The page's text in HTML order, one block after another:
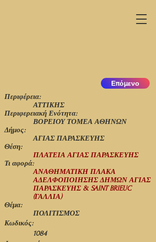
Περιφέρεια:
ΒΟΡΕΙΟΥ ΤΟΜΕΑ ΑΘΗΝΩΝ
ΑΤΤΙΚΗΣ
Περιφερειακή Ενότητα:
ΑΓΙΑΣ ΠΑΡΑΣΚΕΥΗΣ
Δήμος:
Θέση:
ΠΛΑΤΕΙΑ ΑΓΙΑΣ ΠΑΡΑΣΚΕΥΗΣ
Τι αφορά:
ΑΝΑΘΗΜΑΤΙΚΗ ΠΛΑΚΑ
ΑΔΕΛΦΟΠΟΙΗΣΗΣ ΔΗΜΩΝ ΑΓΙΑΣ
ΠΑΡΑΣΚΕΥΗΣ & SAINT BRIEUC
(ΓΑΛΛΙΑ)
Θέμα:
ΠΟΛΙΤΙΣΜΟΣ
Κωδικός:
1084
Επόμενο